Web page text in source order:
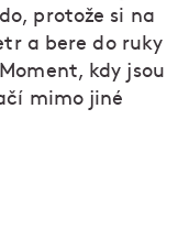
protože si na
a bere do ruky
kdy jsou
mimo jiné